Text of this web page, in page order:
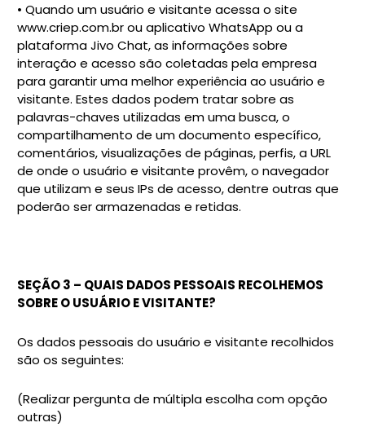
• Quando um usuário e visitante acessa o site
www.criep.com.br ou aplicativo WhatsApp ou a
plataforma Jivo Chat, as informações sobre
interação e acesso são coletadas pela empresa
para garantir uma melhor experiência ao usuário e
visitante. Estes dados podem tratar sobre as
palavras-chaves utilizadas em uma busca, o
compartilhamento de um documento específico,
comentários, visualizações de páginas, perfis, a URL
de onde o usuário e visitante provêm, o navegador
que utilizam e seus IPs de acesso, dentre outras que
poderão ser armazenadas e retidas.
SEÇÃO 3 – QUAIS DADOS PESSOAIS RECOLHEMOS
SOBRE O USUÁRIO E VISITANTE?
Os dados pessoais do usuário e visitante recolhidos
são os seguintes:
(Realizar pergunta de múltipla escolha com opção
outras)